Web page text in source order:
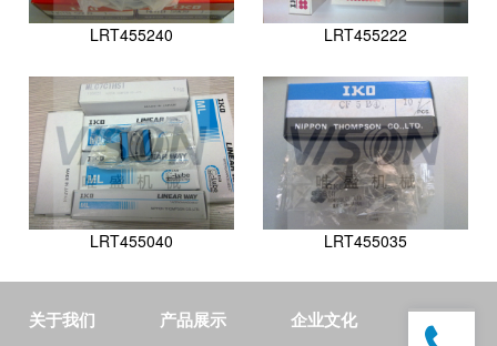
LRT455240 LRT455222
LRT455040 LRT455035
关于我们 产品展示 企业文化